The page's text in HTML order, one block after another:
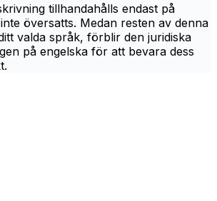
tillhandahålls endast på
översatts. Medan resten av denna
valda språk, förblir den juridiska
på engelska för att bevara dess